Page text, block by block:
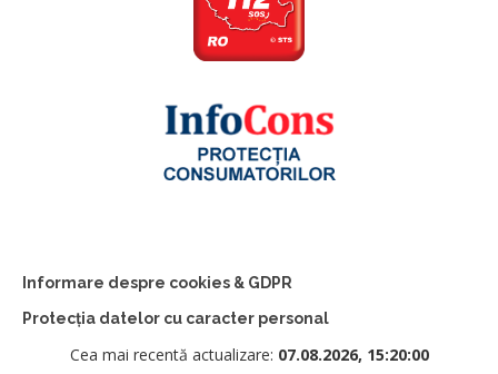
Informare despre cookies & GDPR
Protecția datelor cu caracter personal
Cea mai recentă actualizare: 07.08.2026, 15:20:00